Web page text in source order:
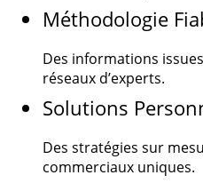
Méthodologie
Des informations
réseaux d’experts.
Solutions
Des stratégies sur
commerciaux uniques.